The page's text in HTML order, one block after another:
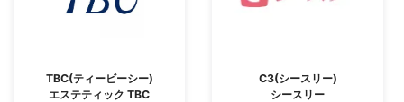
TBC(ティービーシー)
エステティック TBC
C3(シースリー)
シースリー